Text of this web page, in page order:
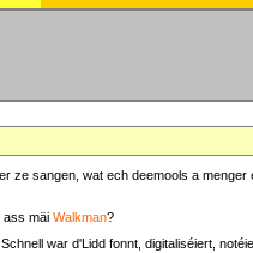
ze sangen, wat ech deemools a
ass mäi Walkman?
war d'Lidd fonnt, digitaliséiert,